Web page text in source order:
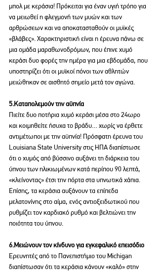
μπολ με κεράσια! Πρόκειται για έναν υγιή τρόπο για
να μειωθεί η φλεγμονή των μυών και των
αρθρώσεων και να αποκατασταθούν οι μυϊκές
«βλάβες». Χαρακτηριστική είναι η έρευνα πάνω σε
μια ομάδα μαραθωνοδρόμων, που έπινε χυμό
κεράσι δυο φορές την ημέρα για μια εβδομάδα, που
υποστηρίζει ότι οι μυϊκοί πόνοι των αθλητών
μειώθηκαν σε αισθητό σημείο μετά τον αγώνα.
5.Καταπολεμούν την αϋπνία
Πιείτε δυο ποτήρια χυμό κεράσι μέσα στο 24ωρο
και κοιμηθείτε ήσυχα το βράδυ… χωρίς να έρθετε
αντιμέτωποι με την αϋπνία! Πρόσφατη έρευνα του
Louisiana State University στις ΗΠΑ διαπίστωσε
ότι ο χυμός από βύσσινο αυξάνει τη διάρκεια του
ύπνου των ηλικιωμένων κατά περίπου 90 λεπτά,
«κλείνοντας» έτσι την πόρτα στα υπνωτικά χάπια.
Επίσης, τα κεράσια αυξάνουν τα επίπεδα
μελατονίνης στο αίμα, ενός αντιοξειδωτικού που
ρυθμίζει τον καρδιακό ρυθμό και βελτιώνει την
ποιότητα του ύπνου.
6.Μειώνουν τον κίνδυνο για εγκεφαλικό επεισόδιο
Ερευνητές από το Πανεπιστήμιο του Michigan
διαπίστωσαν ότι τα κεράσια κάνουν «καλό» στην